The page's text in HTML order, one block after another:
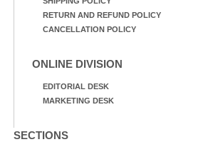
RETURN AND REFUND POLICY
CANCELLATION POLICY
ONLINE DIVISION
EDITORIAL DESK
MARKETING DESK
SECTIONS